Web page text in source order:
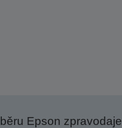
Epson zpravodaje